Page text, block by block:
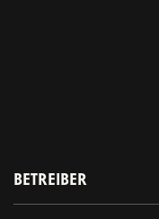
BETREIBER